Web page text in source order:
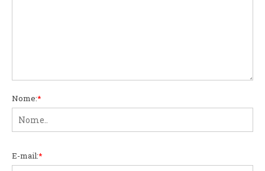
Nome:*
E-mail:*